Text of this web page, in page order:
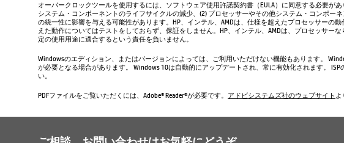
オーバークロックツールを使用するには、ソフトウェア使用許諾契約書（EULA）に同意する必要
システム・コンポーネントのライフサイクルの減少、(2) プロセッサーやその他システム・コンポー
の統一性に影響を与える可能性があります。HP、インテル、AMDは、仕様を超えたプロセッサーの
えた動作についてはテストをしておらず、保証をしません。HP、インテル、AMDは、プロセッサ
定の使用用途に適合するという責任を負いません。
Windowsのエディション、またはバージョンによっては、ご利用いただけない機能もあります。
が必要となる場合があります。 Windows 10は自動的にアップデートされ、常に有効化されます。
い。
PDFファイルをご覧いただくには、Adobe® Reader®が必要です。 アドビシステムズ社のウェブサイト